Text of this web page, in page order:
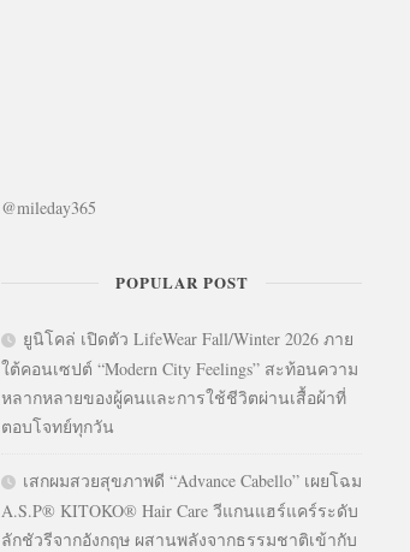
@mileday365
POPULAR POST
ยูนิโคล่ เปิดตัว LifeWear Fall/Winter 2026 ภาย
ใต้คอนเซปต์ “Modern City Feelings” สะท้อนความ
หลากหลายของผู้คนและการใช้ชีวิตผ่านเสื้อผ้าที่
ตอบโจทย์ทุกวัน
เสกผมสวยสุขภาพดี “Advance Cabello” เผยโฉม
A.S.P® KITOKO® Hair Care วีแกนแฮร์แคร์ระดับ
ลักชัวรีจากอังกฤษ ผสานพลังจากธรรมชาติเข้ากับ